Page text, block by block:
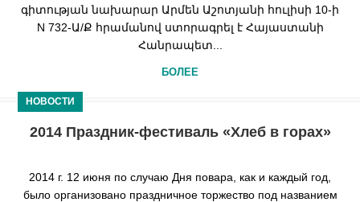
գիտության նախարար Արմեն Աշոտյանի հուլիսի 10-ի
N 732-Ա/Ք հրամանով ստորագրել է Հայաստանի
Հանրապետ...
БОЛЕЕ
НОВОСТИ
2014 Праздник-фестиваль «Хлеб в горах»
2014 г. 12 июня по случаю Дня повара, как и каждый год,
было организовано праздничное торжество под названием